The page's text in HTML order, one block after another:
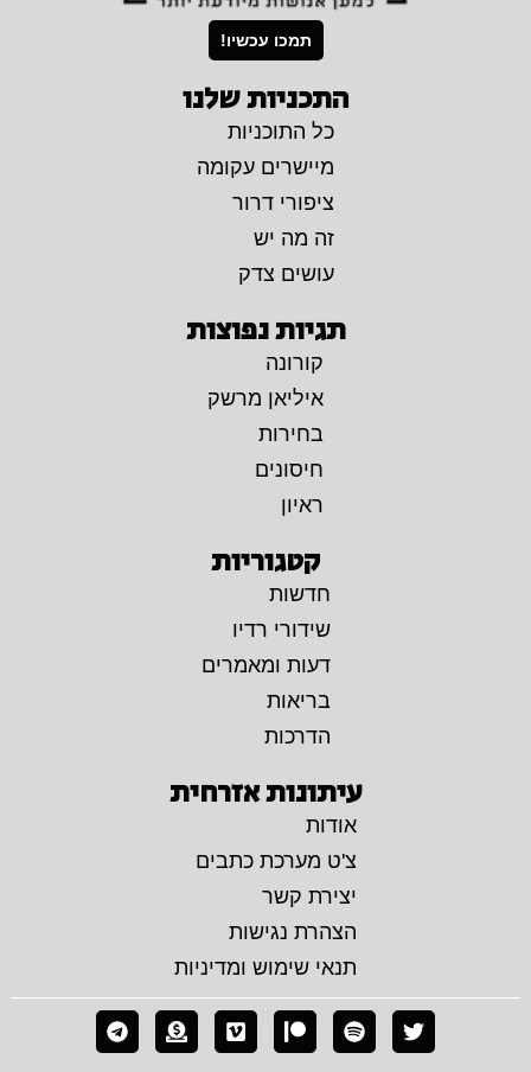
תמכו עכשיו!
התכניות שלנו
כל התוכניות
מיישרים עקומה
ציפורי דרור
זה מה יש
עושים צדק
תגיות נפוצות
קורונה
איליאן מרשק
בחירות
חיסונים
ראיון
קטגוריות
חדשות
שידורי רדיו
דעות ומאמרים
בריאות
הדרכות
עיתונות אזרחית
אודות
צ'ט מערכת כתבים
יצירת קשר
הצהרת נגישות
תנאי שימוש ומדיניות